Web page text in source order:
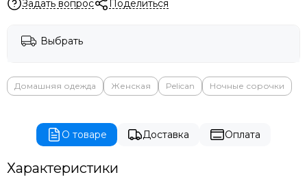
Задать вопрос Поделиться
Выбрать
Домашняя одежда Женская Pelican Ночные сорочки
О товаре Доставка Оплата
Характеристики